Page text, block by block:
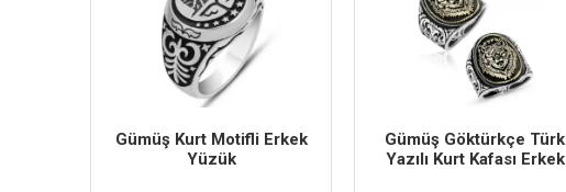
Gümüş Kurt Motifli Erkek
Yüzük
Gümüş Göktürkçe Türk
Yazılı Kurt Kafası Erkek